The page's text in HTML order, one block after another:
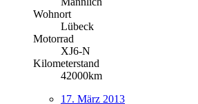
Wohnort
Lübeck
Motorrad
XJ6-N
Kilometerstand
42000km
17. März 2013